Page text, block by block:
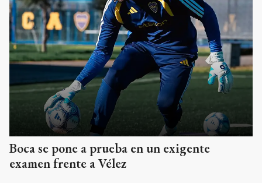
Boca se pone a prueba en un exigente
examen frente a Vélez